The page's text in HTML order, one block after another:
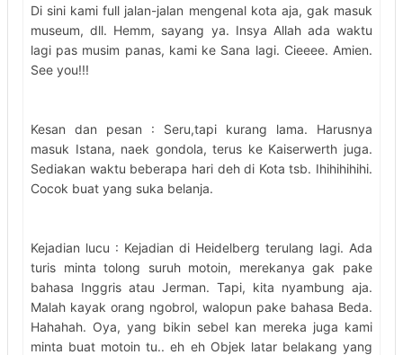
Di sini kami full jalan-jalan mengenal kota aja, gak masuk
museum, dll. Hemm, sayang ya. Insya Allah ada waktu
lagi pas musim panas, kami ke Sana lagi. Cieeee. Amien.
See you!!!
Kesan dan pesan : Seru,tapi kurang lama. Harusnya
masuk Istana, naek gondola, terus ke Kaiserwerth juga.
Sediakan waktu beberapa hari deh di Kota tsb. Ihihihihihi.
Cocok buat yang suka belanja.
Kejadian lucu : Kejadian di Heidelberg terulang lagi. Ada
turis minta tolong suruh motoin, merekanya gak pake
bahasa Inggris atau Jerman. Tapi, kita nyambung aja.
Malah kayak orang ngobrol, walopun pake bahasa Beda.
Hahahah. Oya, yang bikin sebel kan mereka juga kami
minta buat motoin tu.. eh eh Objek latar belakang yang